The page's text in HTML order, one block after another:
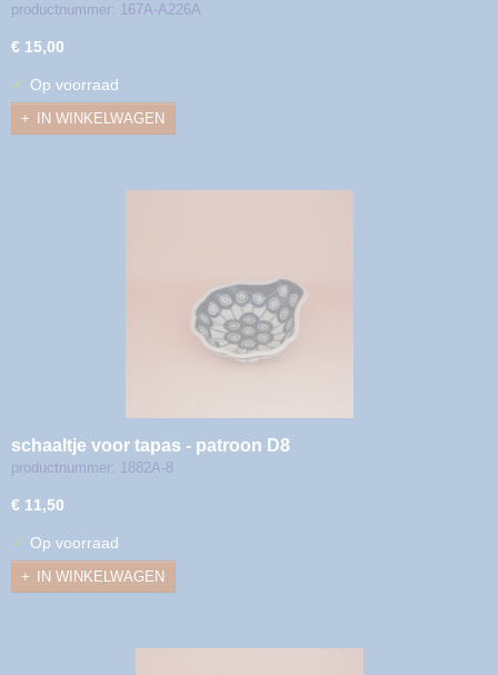
productnummer: 167A-A226A
€ 15,00
✓ Op voorraad
IN WINKELWAGEN
schaaltje voor tapas - patroon D8
productnummer: 1882A-8
€ 11,50
✓ Op voorraad
IN WINKELWAGEN